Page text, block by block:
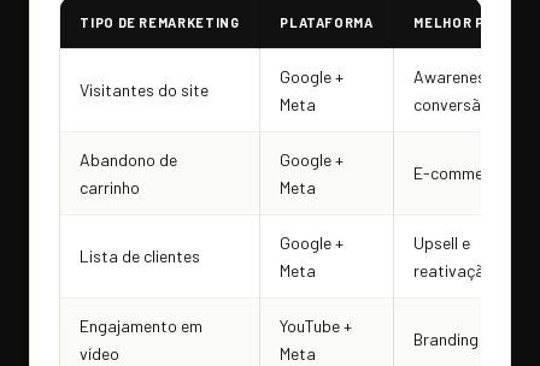
TIPO DE REMARKETING PLATAFORMA MELHOR PARA
Visitantes do site
Google +
Meta
Awareness e
conversão
Abandono de
carrinho
Google +
Meta
E-commerce
Lista de clientes
Google +
Meta
Upsell e
reativação
Engajamento em
vídeo
YouTube +
Meta
Branding